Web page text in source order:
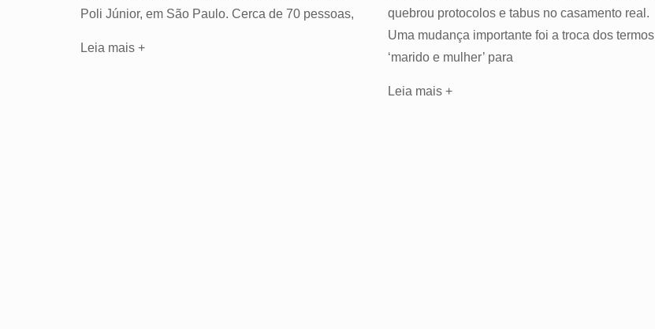
Poli Júnior, em São Paulo. Cerca de 70 pessoas,
Leia mais +
quebrou protocolos e tabus no casamento real.
Uma mudança importante foi a troca dos termos
‘marido e mulher’ para
Leia mais +